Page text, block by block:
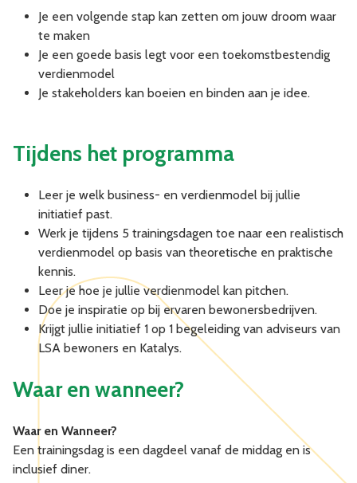
Je een volgende stap kan zetten om jouw droom waar
te maken
Je een goede basis legt voor een toekomstbestendig
verdienmodel
Je stakeholders kan boeien en binden aan je idee.
Tijdens het programma
Leer je welk business- en verdienmodel bij jullie
initiatief past.
Werk je tijdens 5 trainingsdagen toe naar een realistisch
verdienmodel op basis van theoretische en praktische
kennis.
Leer je hoe je jullie verdienmodel kan pitchen.
Doe je inspiratie op bij ervaren bewonersbedrijven.
Krijgt jullie initiatief 1 op 1 begeleiding van adviseurs van
LSA bewoners en Katalys.
Waar en wanneer?
Waar en Wanneer?
Een trainingsdag is een dagdeel vanaf de middag en is
inclusief diner.